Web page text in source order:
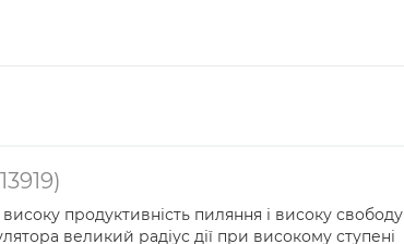
продуктивність пиляння і високу свободу
великий радіус дії при високому ступені